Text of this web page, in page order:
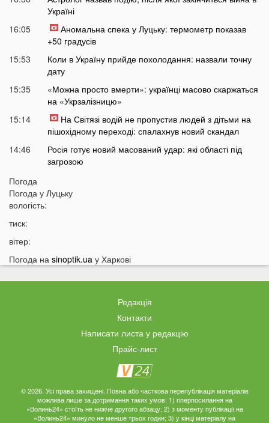
Україні
16:05
Аномальна спека у Луцьку: термометр показав
+50 градусів
15:53
Коли в Україну прийде похолодання: назвали точну
дату
15:35
«Можна просто вмерти»: українці масово скаржаться
на «Укрзалізницю»
15:14
На Світязі водій не пропустив людей з дітьми на
пішохідному переході: спалахнув новий скандал
14:46
Росія готує новий масований удар: які області під
загрозою
14:30
про війну в Україні
14:15
14:00
модернізація інфраструктури та зростання нових
До України приїхав відомий російський музикант
Українці масово платять за пальне дорожче, ніж
Українців попередили про повернення графіків
відключень світла
12:26
Скільки українці будуть платити за кіловат світла у
серпні
Погода
Погода у Луцьку
вологість:
тиск:
вітер:
Погода на sinoptik.ua у Харкові
Редакція
Контакти
Написати листа у редакцію
Прайс-лист
© 2026. Усі права захищені. Повна або часткова перепублікація матеріалів
можлива лише за дотримання таких умов: 1) гіперпосилання на
«Волинь24» стоїть не нижче другого абзацу; 2) з моменту публікації на
«Волинь24» минуло не менше трьох годин; 3) у кінці матеріалу на